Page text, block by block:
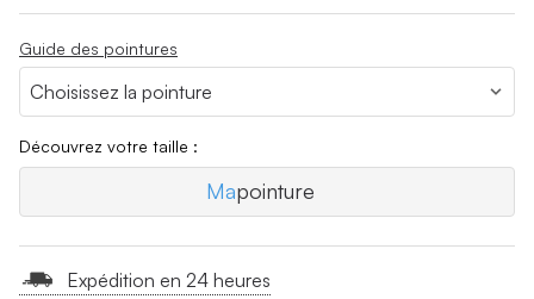
Guide des pointures
Découvrez votre taille :
Mapointure
Expédition en 24 heures